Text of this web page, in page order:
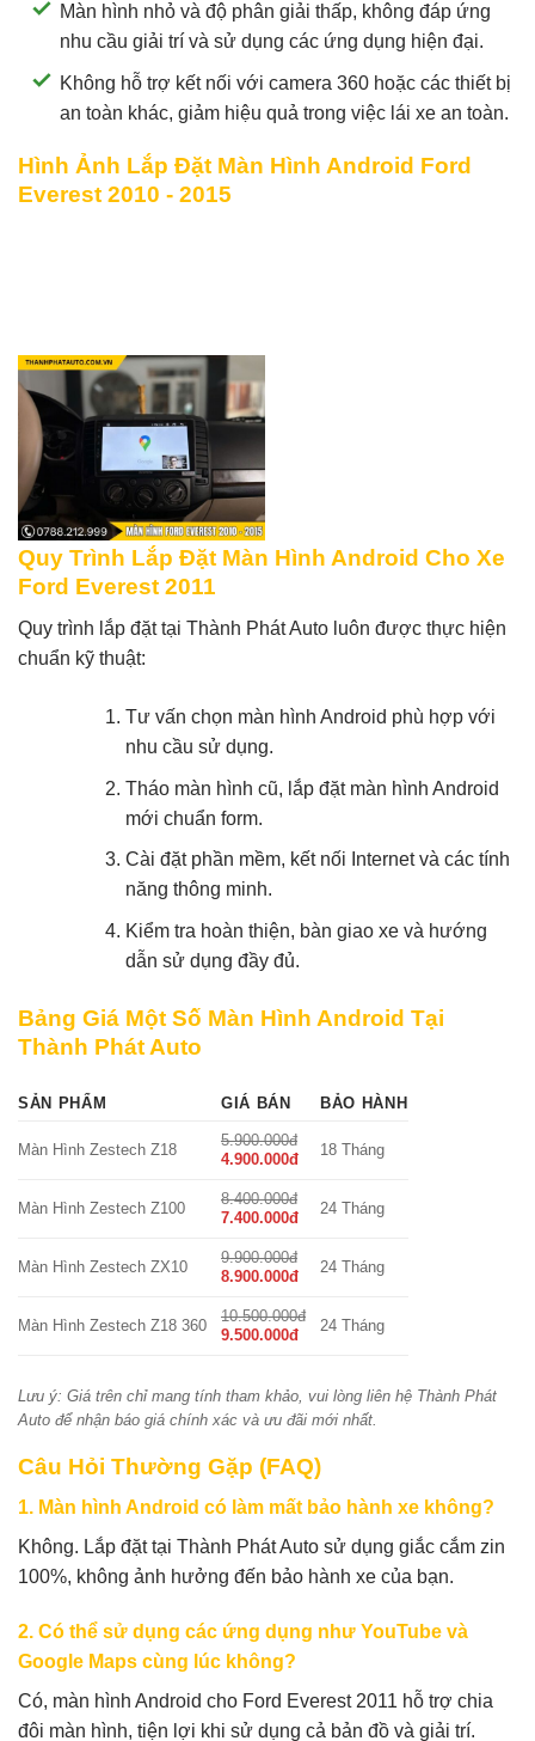
Màn hình nhỏ và độ phân giải thấp, không đáp ứng
nhu cầu giải trí và sử dụng các ứng dụng hiện đại.
Không hỗ trợ kết nối với camera 360 hoặc các thiết bị
an toàn khác, giảm hiệu quả trong việc lái xe an toàn.
Hình Ảnh Lắp Đặt Màn Hình Android Ford
Everest 2010 - 2015
Quy Trình Lắp Đặt Màn Hình Android Cho Xe
Ford Everest 2011
Quy trình lắp đặt tại Thành Phát Auto luôn được thực hiện
chuẩn kỹ thuật:
Tư vấn chọn màn hình Android phù hợp với
nhu cầu sử dụng.
Tháo màn hình cũ, lắp đặt màn hình Android
mới chuẩn form.
Cài đặt phần mềm, kết nối Internet và các tính
năng thông minh.
Kiểm tra hoàn thiện, bàn giao xe và hướng
dẫn sử dụng đầy đủ.
Bảng Giá Một Số Màn Hình Android Tại
Thành Phát Auto
SẢN PHẨM GIÁ BÁN BẢO HÀNH
Màn Hình Zestech Z18
5.900.000đ
4.900.000đ
18 Tháng
Màn Hình Zestech Z100
8.400.000đ
7.400.000đ
24 Tháng
Màn Hình Zestech ZX10
9.900.000đ
8.900.000đ
24 Tháng
Màn Hình Zestech Z18 360
10.500.000đ
9.500.000đ
24 Tháng
Lưu ý: Giá trên chỉ mang tính tham khảo, vui lòng liên hệ Thành Phát
Auto để nhận báo giá chính xác và ưu đãi mới nhất.
Câu Hỏi Thường Gặp (FAQ)
1. Màn hình Android có làm mất bảo hành xe không?
Không. Lắp đặt tại Thành Phát Auto sử dụng giắc cắm zin
100%, không ảnh hưởng đến bảo hành xe của bạn.
2. Có thể sử dụng các ứng dụng như YouTube và
Google Maps cùng lúc không?
Có, màn hình Android cho Ford Everest 2011 hỗ trợ chia
đôi màn hình, tiện lợi khi sử dụng cả bản đồ và giải trí.